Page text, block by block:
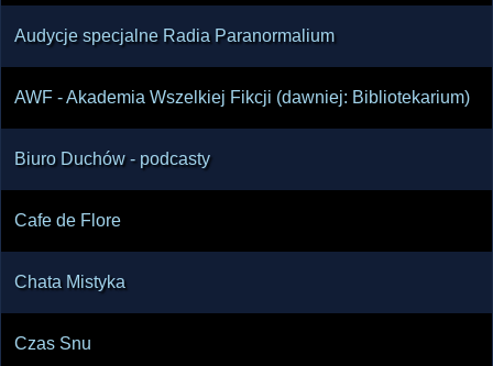
Audycje specjalne Radia Paranormalium
AWF - Akademia Wszelkiej Fikcji (dawniej: Bibliotekarium)
Biuro Duchów - podcasty
Cafe de Flore
Chata Mistyka
Czas Snu